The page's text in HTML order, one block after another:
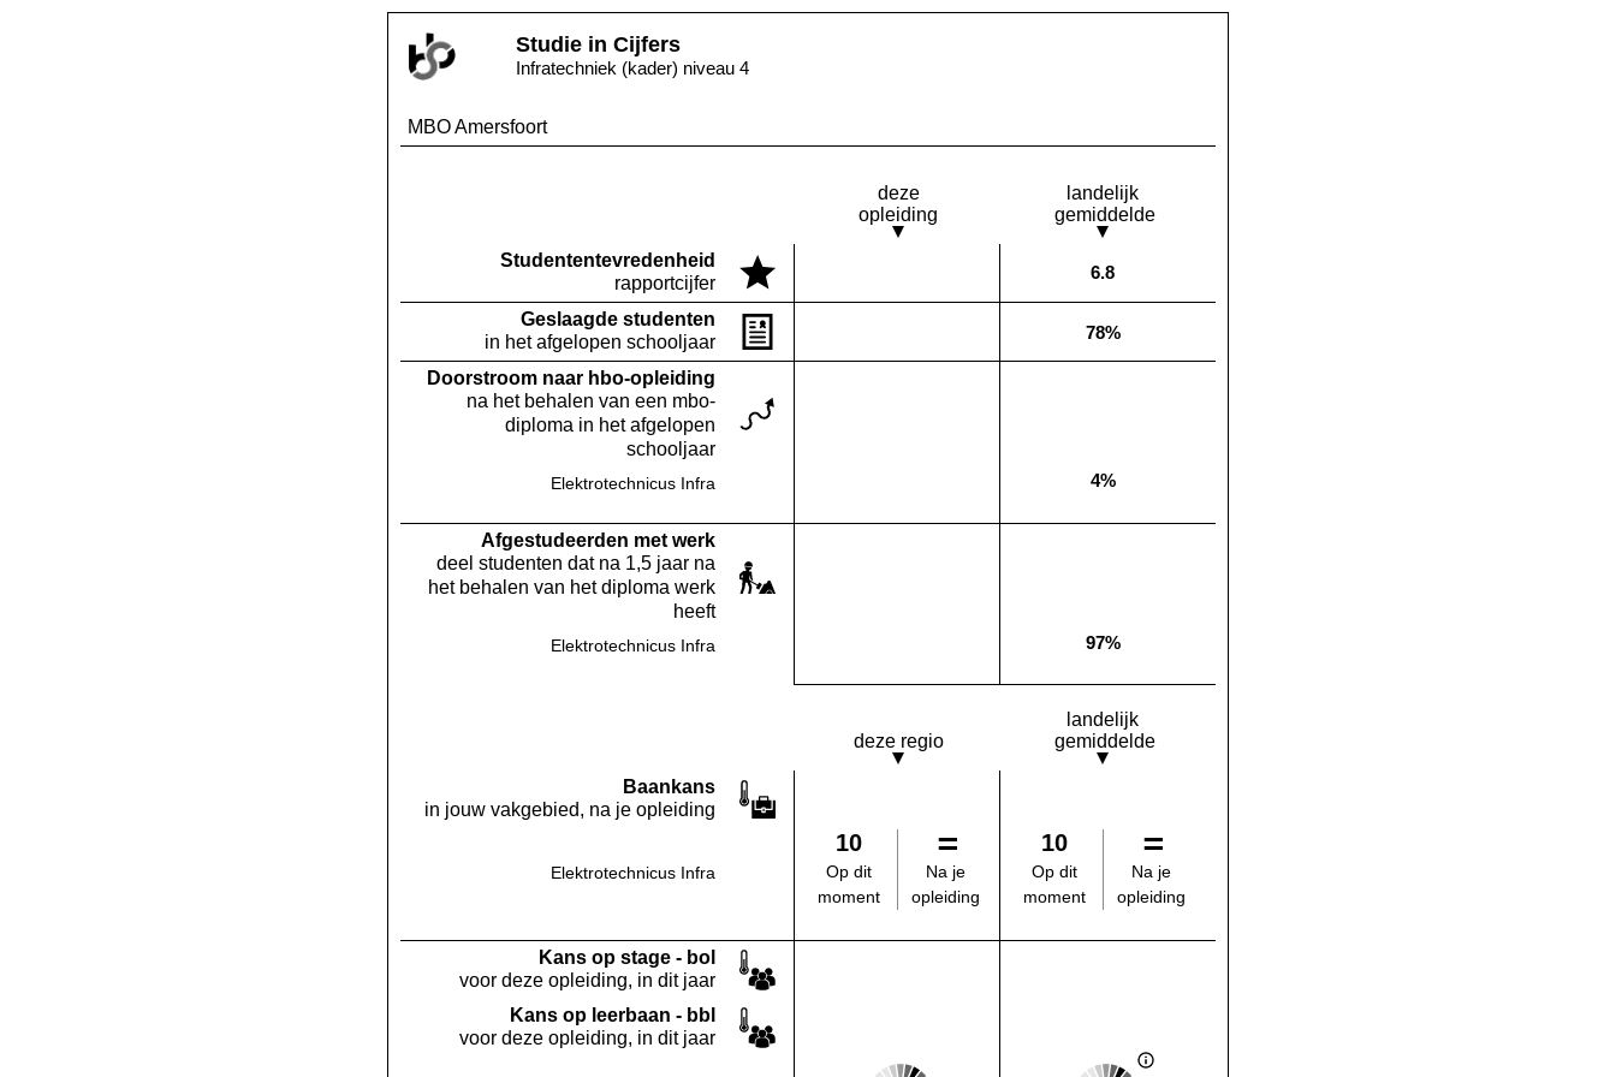
Studie in Cijfers
Infratechniek (kader) niveau 4
MBO Amersfoort
deze
opleiding
landelijk
gemiddelde
Studenten­tevredenheid
rapportcijfer
Landelijk gemiddelde:
6.8
Geslaagde studenten
in het afgelopen schooljaar
Landelijk gemiddelde:
78%
Doorstroom naar hbo-opleiding
na het behalen van een mbo-
diploma in het afgelopen
schooljaar
Elektrotechnicus Infra Landelijk gemiddelde:
4%
Af­gestudeerden met werk
deel studenten dat na 1,5 jaar na
het behalen van het diploma werk
heeft
Elektrotechnicus Infra Landelijk gemiddelde:
97%
deze regio
landelijk
gemiddelde
Baankans
in jouw vakgebied, na je opleiding
Elektrotechnicus Infra
10
Op dit
moment
Na je
opleiding
10
Op dit
moment
Na je
opleiding
Kans op stage - bol
voor deze opleiding, in dit jaar
Kans op leerbaan - bbl
voor deze opleiding, in dit jaar
Score: 4 van 5 Score: 4 van 5